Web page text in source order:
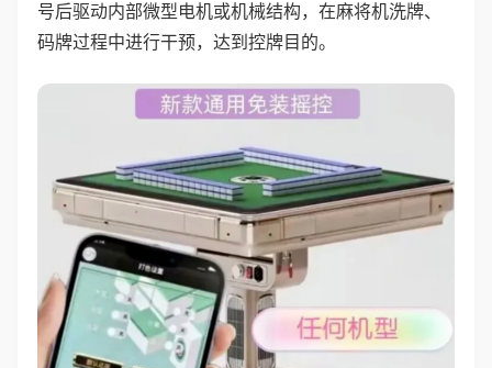
号后驱动内部微型电机或机械结构，在麻将机洗牌、
码牌过程中进行干预，达到控牌目的。